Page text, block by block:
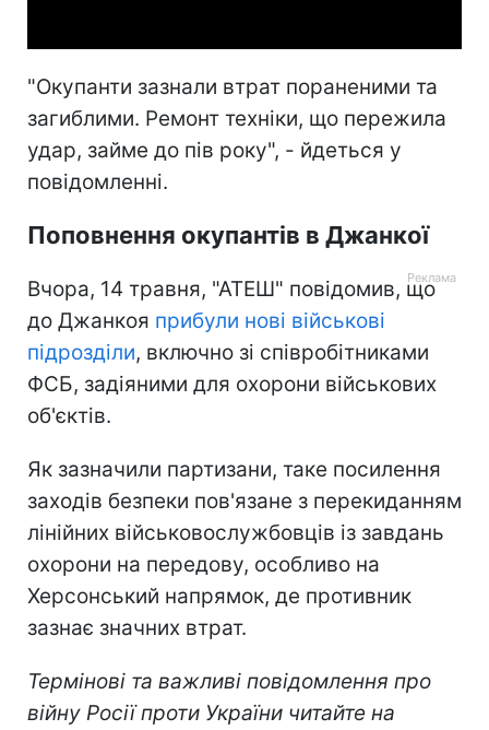
"Окупанти зазнали втрат пораненими та
загиблими. Ремонт техніки, що пережила
удар, займе до пів року", - йдеться у
повідомленні.
Поповнення окупантів в Джанкої
Вчора, 14 травня, "АТЕШ" повідомив, що
до Джанкоя прибули нові військові
підрозділи, включно зі співробітниками
ФСБ, задіяними для охорони військових
об'єктів.
Як зазначили партизани, таке посилення
заходів безпеки пов'язане з перекиданням
лінійних військовослужбовців із завдань
охорони на передову, особливо на
Херсонський напрямок, де противник
зазнає значних втрат.
Термінові та важливі повідомлення про
війну Росії проти України читайте на